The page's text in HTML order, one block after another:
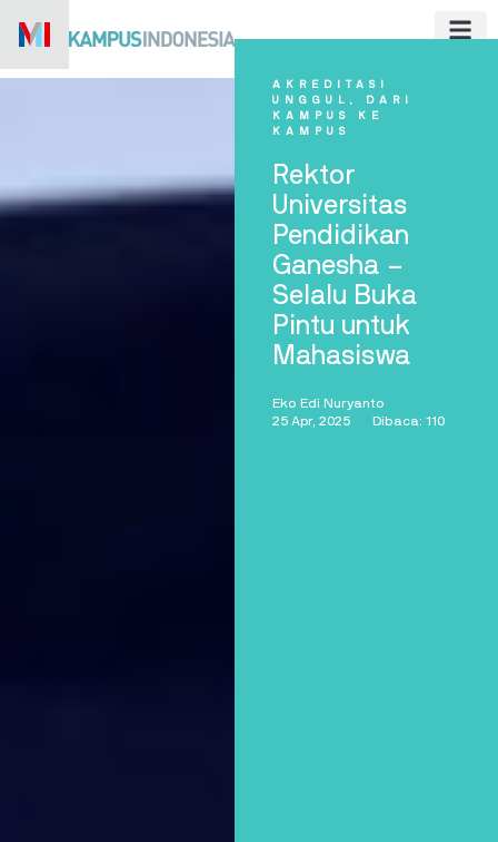
AKREDITASI
UNGGUL,
DARI
KAMPUS KE
KAMPUS
Rektor
Universitas
Pendidikan
Ganesha –
Selalu Buka
Pintu untuk
Mahasiswa
Eko Edi Nuryanto
25 Apr, 2025
Dibaca: 110